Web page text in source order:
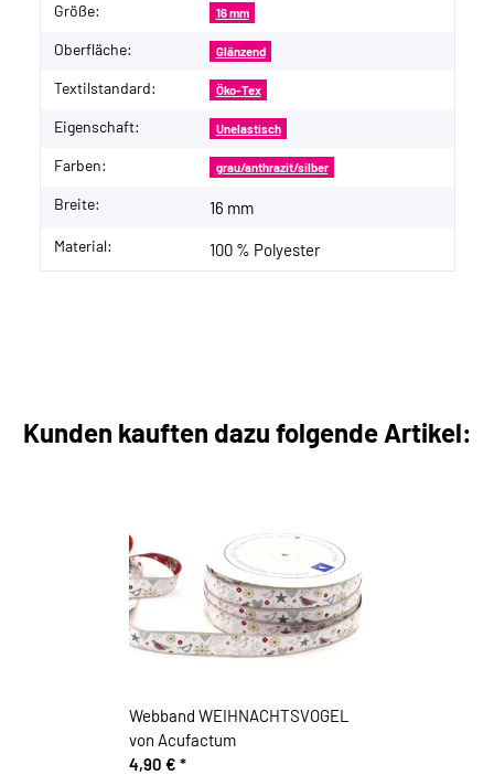
Größe: 16 mm
Oberfläche: Glänzend
Textilstandard: Öko-Tex
Eigenschaft: Unelastisch
Farben: grau/anthrazit/silber
Breite: 16 mm
Material: 100 % Polyester
Kunden kauften dazu folgende Artikel:
Webband WEIHNACHTSVOGEL
von Acufactum
4,90 € *